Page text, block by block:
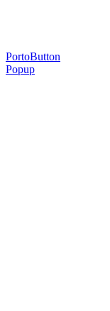
PortoButton
Popup